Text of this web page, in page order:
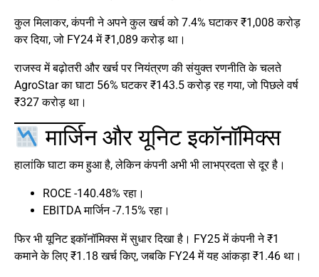
कुल मिलाकर, कंपनी ने अपने कुल खर्च को 7.4% घटाकर ₹1,008 करोड़
कर दिया, जो FY24 में ₹1,089 करोड़ था।
राजस्व में बढ़ोतरी और खर्च पर नियंत्रण की संयुक्त रणनीति के चलते
AgroStar का घाटा 56% घटकर ₹143.5 करोड़ रह गया, जो पिछले वर्ष
₹327 करोड़ था।
मार्जिन और यूनिट इकॉनॉमिक्स
हालांकि घाटा कम हुआ है, लेकिन कंपनी अभी भी लाभप्रदता से दूर है।
ROCE -140.48% रहा।
EBITDA मार्जिन -7.15% रहा।
फिर भी यूनिट इकॉनॉमिक्स में सुधार दिखा है। FY25 में कंपनी ने ₹1
कमाने के लिए ₹1.18 खर्च किए, जबकि FY24 में यह आंकड़ा ₹1.46 था।